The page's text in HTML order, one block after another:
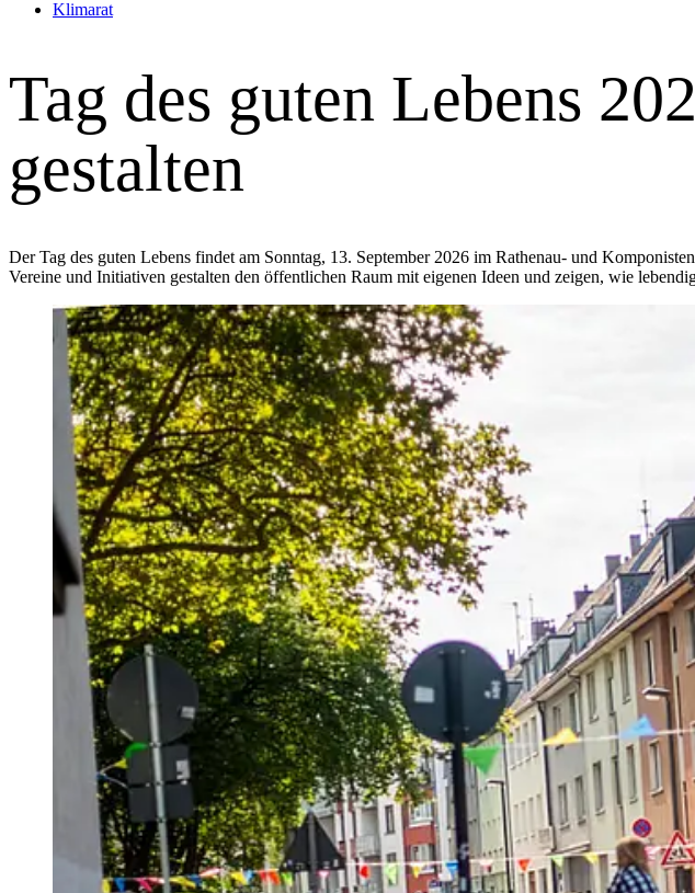
Klimarat
Tag des guten Lebens
gestalten
Der Tag des guten Lebens findet am Sonntag, 13. September 2026 im Rathenau- und
Vereine und Initiativen gestalten den öffentlichen Raum mit eigenen Ideen und zeigen, wie